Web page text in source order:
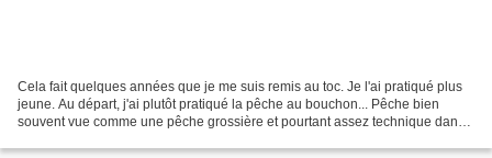
Cela fait quelques années que je me suis remis au toc. Je l'ai pratiqué plus
jeune. Au départ, j'ai plutôt pratiqué la pêche au bouchon... Pêche bien
souvent vue comme une pêche grossière et pourtant assez technique dans